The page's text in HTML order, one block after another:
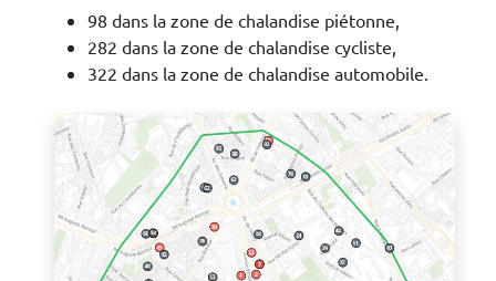
98 dans la zone de chalandise piétonne,
282 dans la zone de chalandise cycliste,
322 dans la zone de chalandise automobile.